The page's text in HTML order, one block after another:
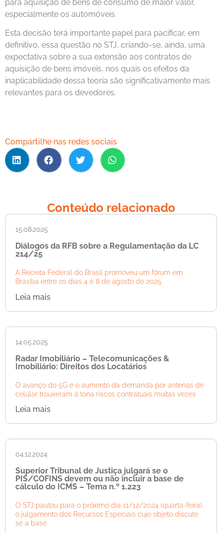
para aquisição de bens de consumo de maior valor,
especialmente os automóveis.
Esta decisão terá importante papel para pacificar, em
definitivo, essa questão no STJ, criando-se, ainda, uma
expectativa sobre a sua extensão aos contratos de
aquisição de bens imóveis, nos quais os efeitos da
inaplicabilidade dessa teoria são significativamente mais
relevantes para os devedores.
Compartilhe nas redes sociais
Conteúdo relacionado
15.08.2025
Diálogos da RFB sobre a Regulamentação da LC
214/25
A Receita Federal do Brasil promoveu um fórum em
Brasília entre os dias 4 e 8 de agosto de 2025
Leia mais
14.05.2025
Radar Imobiliário – Telecomunicações &
Imobiliário: Direitos dos Locatários
O avanço do 5G e o aumento da demanda por antenas de
celular trouxeram à tona riscos contratuais muitas vezes
Leia mais
04.12.2024
Superior Tribunal de Justiça julgará se o
PIS/COFINS devem ou não incluir a base de
cálculo do ICMS – Tema n.º 1.223
O STJ pautou para o próximo dia 11/12/2024 (quarta-feira),
o julgamento dos Recursos Especiais cujo objeto discute
se a base